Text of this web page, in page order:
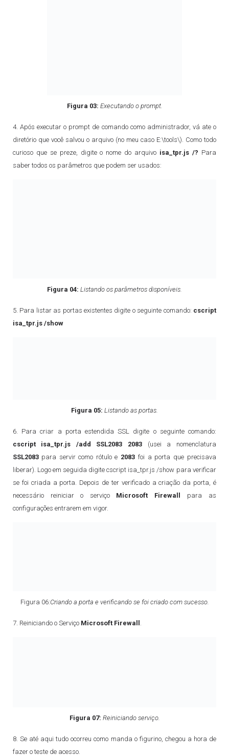
Figura 03: Executando o prompt.
4. Após executar o prompt de comando como administrador, vá ate o
diretório que você salvou o arquivo (no meu caso E:\tools\). Como todo
curioso que se preze, digite o nome do arquivo isa_tpr.js /? Para
saber todos os parâmetros que podem ser usados:
Figura 04: Listando os parâmetros disponíveis.
5. Para listar as portas existentes digite o seguinte comando: cscript
isa_tpr.js /show
Figura 05: Listando as portas.
6. Para criar a porta estendida SSL digite o seguinte comando:
cscript isa_tpr.js /add SSL2083 2083 (usei a nomenclatura
SSL2083 para servir como rótulo e 2083 foi a porta que precisava
liberar). Logo em seguida digite cscript isa_tpr.js /show para verificar
se foi criada a porta. Depois de ter verificado a criação da porta, é
necessário reiniciar o serviço Microsoft Firewall para as
configurações entrarem em vigor.
Figura 06:Criando a porta e verificando se foi criado com sucesso.
7. Reiniciando o Serviço Microsoft Firewall .
Figura 07: Reiniciando serviço.
8. Se até aqui tudo ocorreu como manda o figurino, chegou a hora de
fazer o teste de acesso.